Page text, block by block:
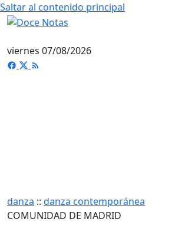
Saltar al contenido principal
viernes 07/08/2026
danza :: danza contemporánea
COMUNIDAD DE MADRID